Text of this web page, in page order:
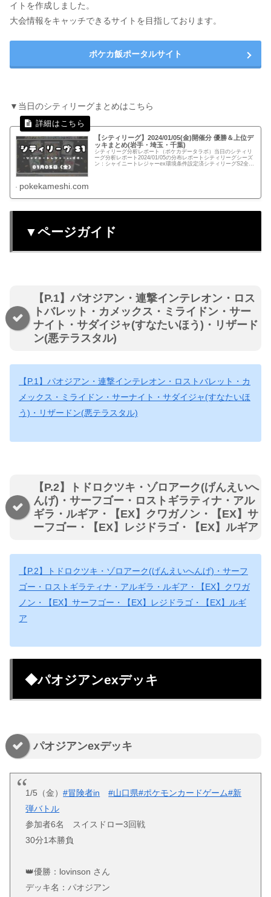
イトを作成しました。
大会情報をキャッチできるサイトを目指しております。
ポケカ飯ポータルサイト
▼当日のシティリーグまとめはこちら
【シティリーグ】2024/01/05(金)開催分 優勝＆上位デ
ッキまとめ(岩手・埼玉・千葉)
シティリーグ分析レポート（ポケカデータラボ）当日のシティリ
ーグ分析レポート2024/01/05の分布レポートシティリーグシーズ
ン：シャイニートレジャーex環境条件設定済シティリーグS2全体
pokekameshi.com
▼ページガイド
【P.1】パオジアン・連撃インテレオン・ロス
トバレット・カメックス・ミライドン・サー
ナイト・サダイジャ(すなたいほう)・リザード
ン(悪テラスタル)
【P.1】パオジアン・連撃インテレオン・ロストバレット・カ
メックス・ミライドン・サーナイト・サダイジャ(すなたいほ
う)・リザードン(悪テラスタル)
【P.2】トドロクツキ・ゾロアーク(げんえいへ
んげ)・サーフゴー・ロストギラティナ・アル
ギラ・ルギア・【EX】クワガノン・【EX】サ
ーフゴー・【EX】レジドラゴ・【EX】ルギア
【P.2】トドロクツキ・ゾロアーク(げんえいへんげ)・サーフ
ゴー・ロストギラティナ・アルギラ・ルギア・【EX】クワガ
ノン・【EX】サーフゴー・【EX】レジドラゴ・【EX】ルギ
ア
◆パオジアンexデッキ
パオジアンexデッキ
1/5（金）#冒険者in #山口県#ポケモンカードゲーム#新
弾バトル
参加者6名 スイスドロー3回戦
30分1本勝負
👑優勝：lovinson さん
デッキ名：パオジアン